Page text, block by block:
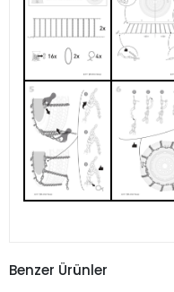
Benzer Ürünler